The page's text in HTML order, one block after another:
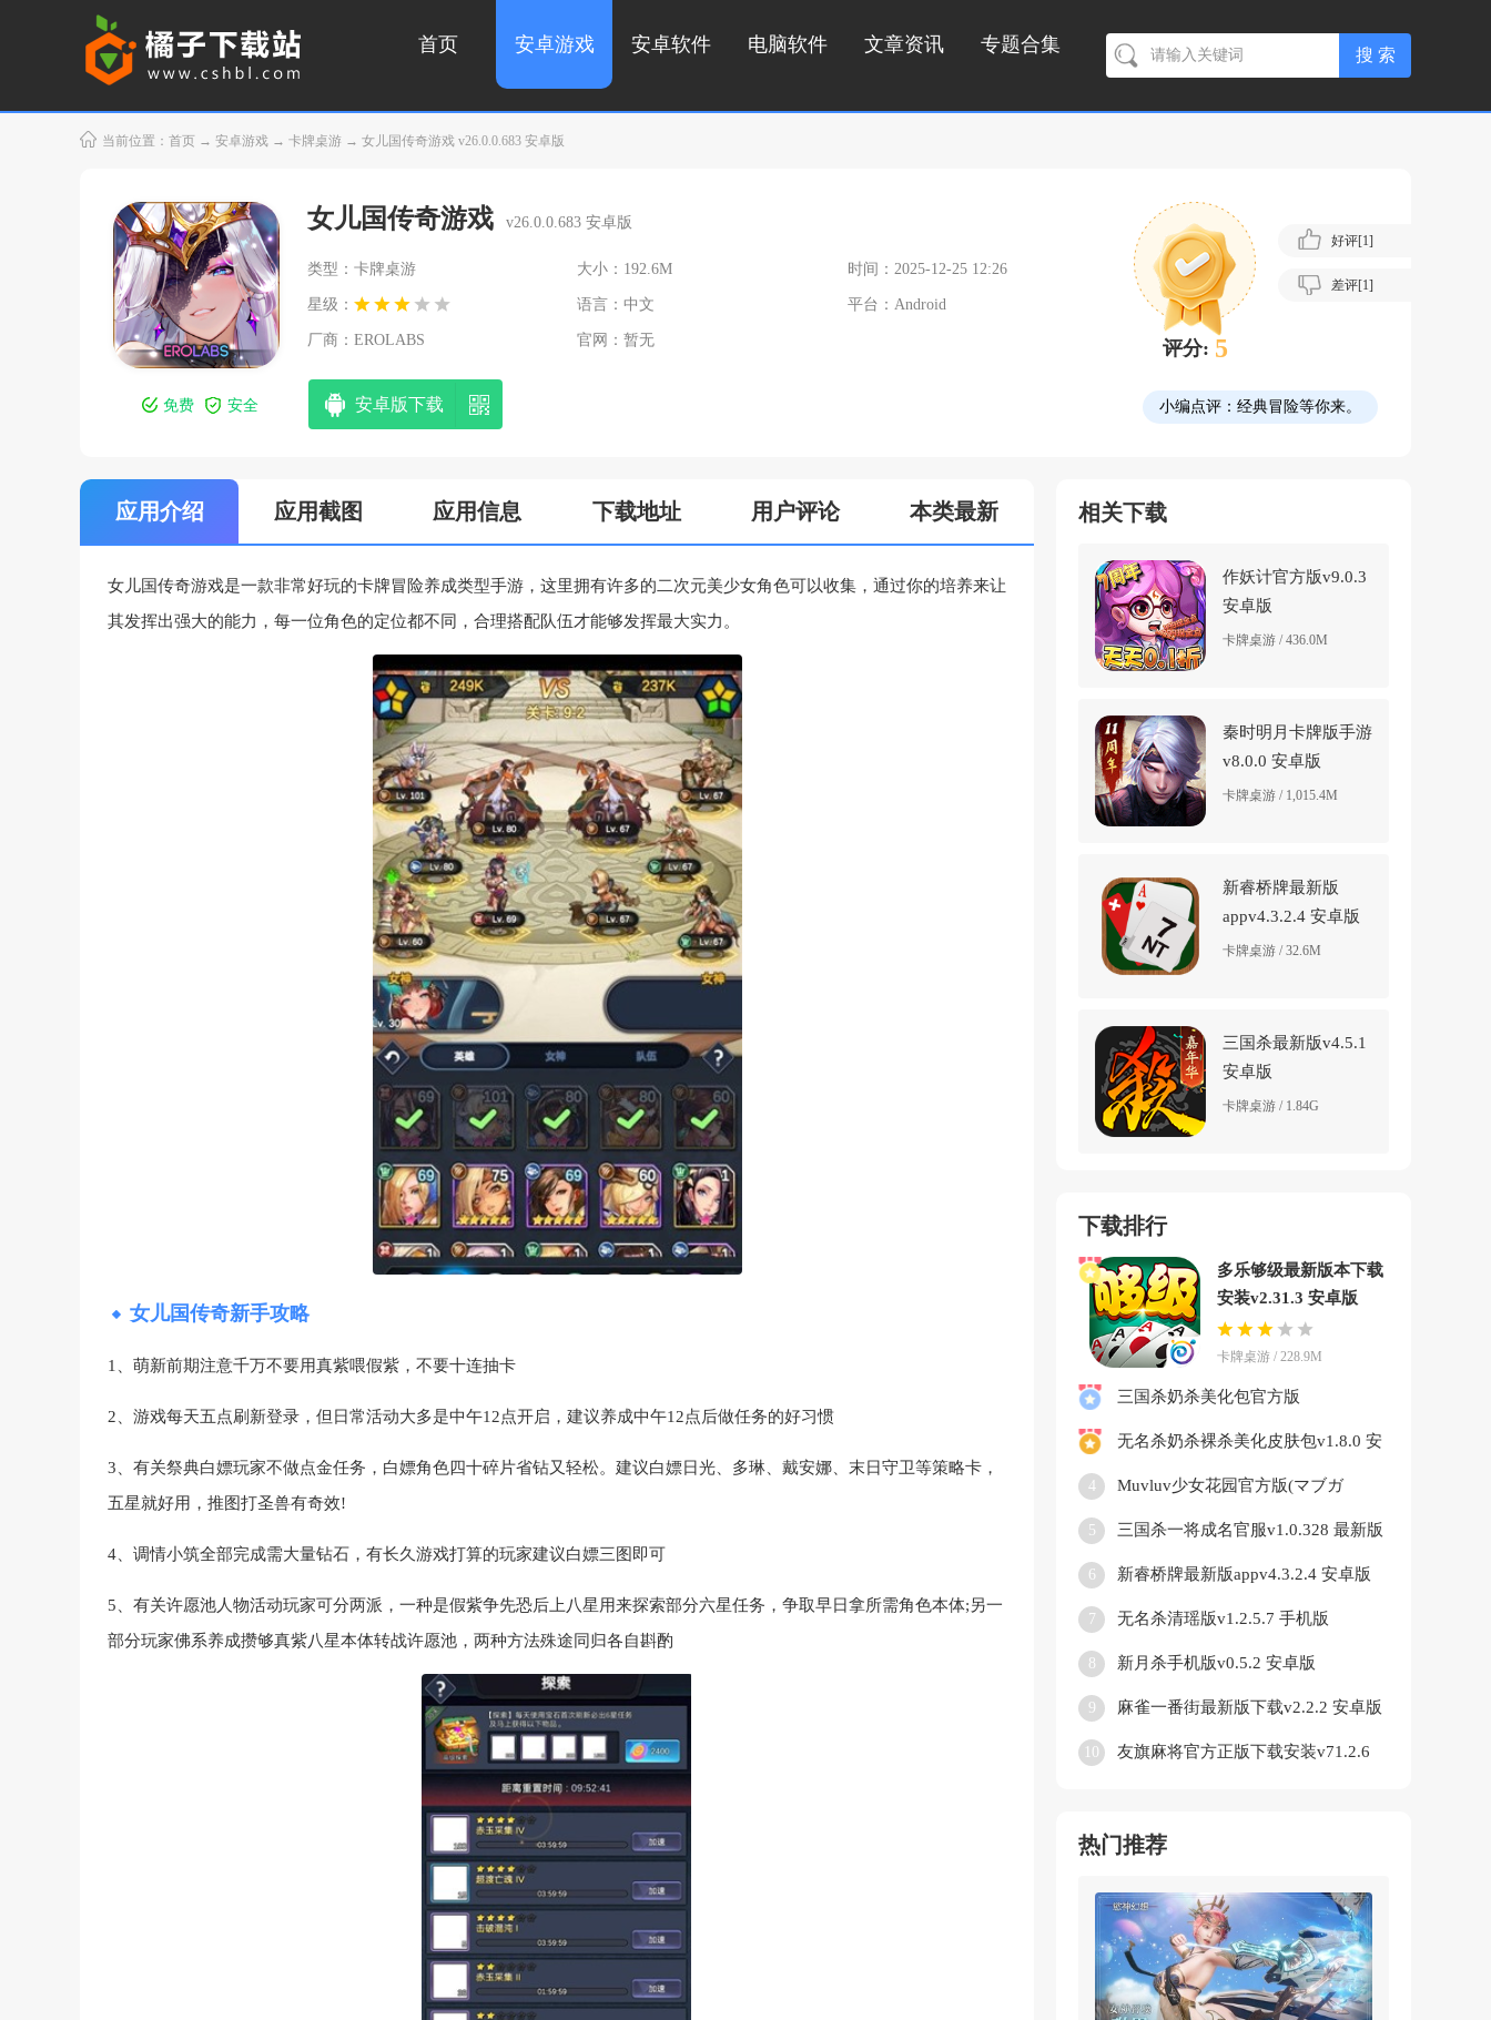
首页 安卓游戏 安卓软件 电脑软件 文章资讯 专题合集
当前位置： 首页 → 安卓游戏 → 卡牌桌游 → 女儿国传奇游戏 v26.0.0.683 安卓版
女儿国传奇游戏 v26.0.0.683 安卓版
类型：卡牌桌游 大小：192.6M 时间：2025-12-25 12:26
星级： 语言：中文 平台：Android
厂商： EROLABS 官网：暂无 评分: 5
好评[1]
差评[1]
免费 安全 安卓版下载 小编点评： 经典冒险等你来。
应用介绍 应用截图 应用信息 下载地址 用户评论 本类最新
女儿国传奇游戏是一款非常好玩的卡牌冒险养成类型手游，这里拥有许多的二次元美少女角色可以收集，通过你的培养来让
其发挥出强大的能力，每一位角色的定位都不同，合理搭配队伍才能够发挥最大实力。
女儿国传奇新手攻略
1、萌新前期注意千万不要用真紫喂假紫，不要十连抽卡
2、游戏每天五点刷新登录，但日常活动大多是中午12点开启，建议养成中午12点后做任务的好习惯
3、有关祭典白嫖玩家不做点金任务，白嫖角色四十碎片省钻又轻松。建议白嫖日光、多琳、戴安娜、末日守卫等策略卡，
五星就好用，推图打圣兽有奇效!
4、调情小筑全部完成需大量钻石，有长久游戏打算的玩家建议白嫖三图即可
5、有关许愿池人物活动玩家可分两派，一种是假紫争先恐后上八星用来探索部分六星任务，争取早日拿所需角色本体;另一
部分玩家佛系养成攒够真紫八星本体转战许愿池，两种方法殊途同归各自斟酌
相关下载
作妖计官方版v9.0.3
安卓版
卡牌桌游 / 436.0M
秦时明月卡牌版手游
v8.0.0 安卓版
卡牌桌游 / 1,015.4M
新睿桥牌最新版
appv4.3.2.4 安卓版
卡牌桌游 / 32.6M
三国杀最新版v4.5.1
安卓版
卡牌桌游 / 1.84G
下载排行
多乐够级最新版本下载
安装v2.31.3 安卓版
卡牌桌游 / 228.9M
三国杀奶杀美化包官方版
无名杀奶杀裸杀美化皮肤包v1.8.0 安
4
Muvluv少女花园官方版(マブガ
5 三国杀一将成名官服v1.0.328 最新版
6 新睿桥牌最新版appv4.3.2.4 安卓版
7 无名杀清瑶版v1.2.5.7 手机版
8 新月杀手机版v0.5.2 安卓版
9 麻雀一番街最新版下载v2.2.2 安卓版
10
友旗麻将官方正版下载安装v71.2.6
热门推荐